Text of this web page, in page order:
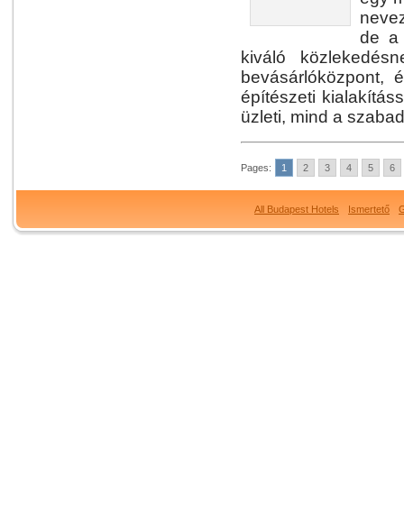
de a
kiváló
bevásárlóközpont,
építészeti
üzleti, mind a
Pages: 1 2 3 4 5 6
All Budapest Hotels Ismertető